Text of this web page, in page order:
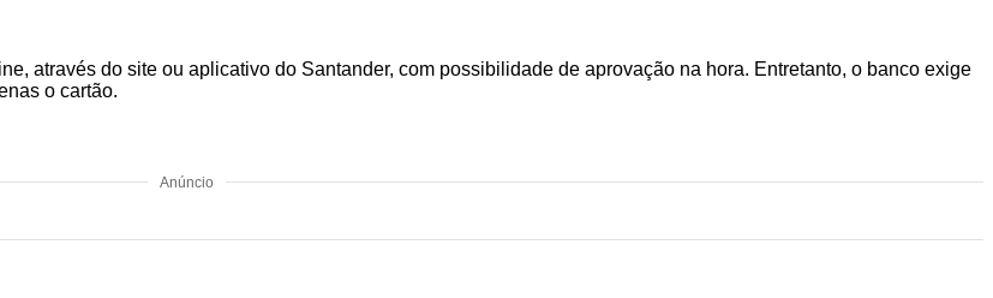
através do site ou aplicativo do Santander, com possibilidade de aprovação na hora. Entretanto, o banco exige
o cartão.
Anúncio